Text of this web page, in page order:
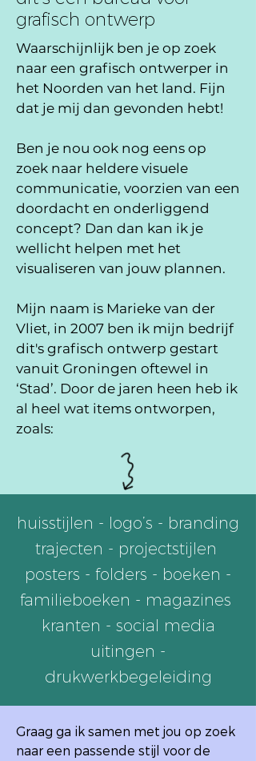
grafisch ontwerp
Waarschijnlijk ben je op zoek
naar een grafisch ontwerper in
het Noorden van het land. Fijn
dat je mij dan gevonden hebt!
Ben je nou ook nog eens op
zoek naar heldere visuele
communicatie, voorzien van een
doordacht en onderliggend
concept? Dan dan kan ik je
wellicht helpen met het
visualiseren van jouw plannen.
Mijn naam is Marieke van der
Vliet, in 2007 ben ik mijn bedrijf
dit's grafisch ontwerp gestart
vanuit Groningen oftewel in
‘Stad’. Door de jaren heen heb ik
al heel wat items ontworpen,
zoals:
huisstijlen - logo’s - branding
trajecten - projectstijlen
posters - folders - boeken -
familieboeken - magazines
kranten - social media
uitingen -
drukwerkbegeleiding
Graag ga ik samen met jou op zoek
naar een passende stijl voor de